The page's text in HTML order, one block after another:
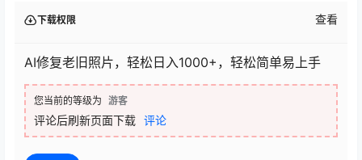
下载权限 查看
AI修复老旧照片，轻松日入1000+，轻松简单易上手
您当前的等级为 游客
评论后刷新页面下载 评论